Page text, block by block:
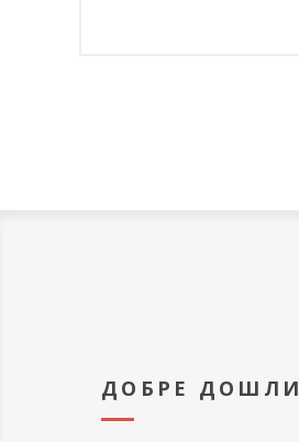
ДОБРЕ ДОШЛИ